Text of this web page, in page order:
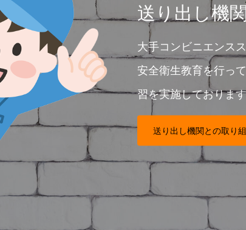
送り出し機
大手コンビニエンス
安全衛生教育を行っ
習を実施しておりま
送り出し機関との取り